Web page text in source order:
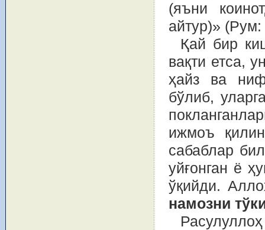
(яъни
айтур)» (Рум:
Қай бир
вақти етса,
ҳайз ва
бўлиб,
ижмоъ
сабаблар
уйғонган ё
ўқийди.
намозни